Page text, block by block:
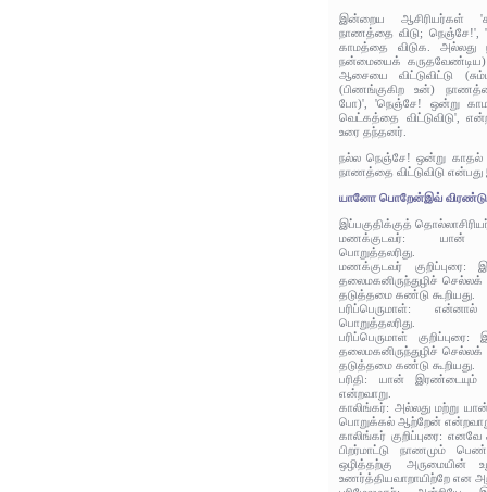
இன்றைய ஆசிரியர்கள்
நாணத்தை விடு;
காமத்தை விடுக.
நன்மையைக்
ஆசையை விட்டுவிட்டு
(பிணங்குகிற உன்)
போ)', 'நெஞ்சே! ஒன்று
வெட்கத்தை விட்டுவிடு',
உரை தந்தனர்.
நல்ல நெஞ்சே! ஒன்று காதல்
நாணத்தை விட்டுவிடு
யானோ பொறேன்இவ்
இப்பகுதிக்குத்
மணக்குடவர்: யான்
பொறுத்தலரிது.
மணக்குடவர் குறிப்புரை:
தலைமகனிருந்துழிச்
தடுத்தமை கண்டு கூறியது.
பரிப்பெருமாள்:
பொறுத்தலரிது.
பரிப்பெருமாள் குறிப்புரை:
தலைமகனிருந்துழிச்
தடுத்தமை கண்டு கூறியது.
பரிதி: யான் இரண்டையும்
என்றவாறு.
காலிங்கர்: அல்லது மற்று
பொறுக்கல் ஆற்றேன்
காலிங்கர் குறிப்புரை:
பிறர்மாட்டு நாணமும்
ஒழித்தற்கு அருமையின்
உணர்த்தியவாறாயிற்றே என